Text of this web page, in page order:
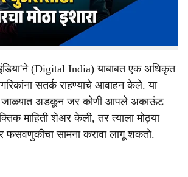
एक बनावट वेबसाईट सक्रिय असून,
केली जात असल्याचे समोर आले.
(Digital India) याबाबत एक अधिकृत
सतर्क राहण्याचे आवाहन केले. या
जाळ्यात अडकून जर कोणी आपले अकाऊंट
माहिती शेअर केली, तर त्याला मोठ्या
फसवणुकीचा सामना करावा लागू शकतो.